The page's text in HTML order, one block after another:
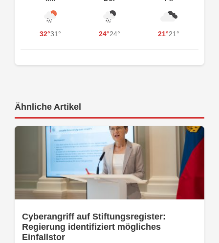
32°31° 24°24° 21°21°
Ähnliche Artikel
Cyberangriff auf Stiftungsregister:
Regierung identifiziert mögliches
Einfallstor